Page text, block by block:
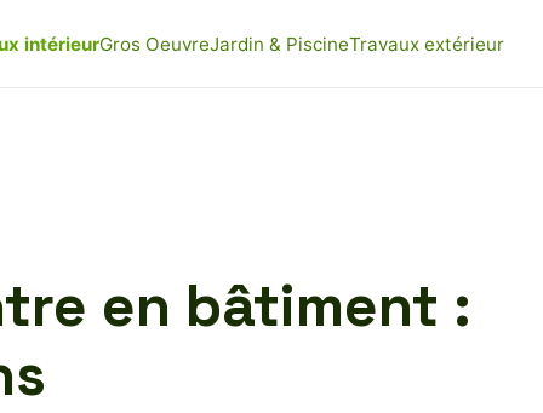
intérieurGros OeuvreJardin & PiscineTravaux extérieur
en bâtiment :